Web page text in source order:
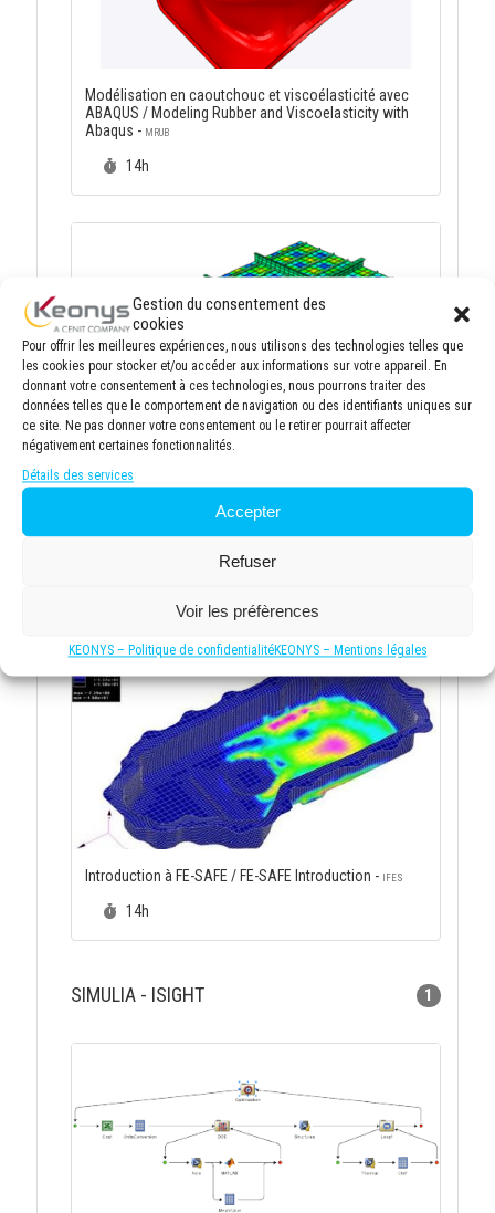
Gestion du consentement des
cookies
Pour offrir les meilleures expériences, nous utilisons des technologies telles que
les cookies pour stocker et/ou accéder aux informations sur votre appareil. En
donnant votre consentement à ces technologies, nous pourrons traiter des
données telles que le comportement de navigation ou des identifiants uniques sur
ce site. Ne pas donner votre consentement ou le retirer pourrait affecter
négativement certaines fonctionnalités.
Détails des services
Accepter
Refuser
Voir les préfèrences
KEONYS – Politique de confidentialitéKEONYS – Mentions légales
Modélisation en caoutchouc et viscoélasticité avec
ABAQUS / Modeling Rubber and Viscoelasticity with
Abaqus - MRUB
Durée :
14h
Introduction à FE-SAFE / FE-SAFE Introduction - IFES
Durée :
14h
SIMULIA - ISIGHT 1